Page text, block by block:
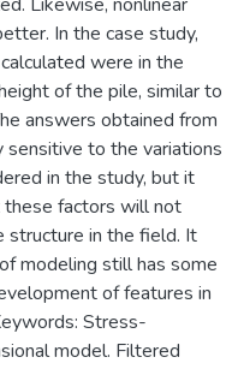
In the case study,
were in the
of the pile, similar to
answers obtained from
to the variations
in the study, but it
these factors will not
structure in the field. It
modeling still has some
of features in
Stress-
model. Filtered